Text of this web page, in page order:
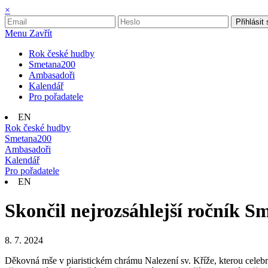
×
Přihlásit
Menu Zavřít
Rok české hudby
Smetana200
Ambasadoři
Kalendář
Pro pořadatele
EN
Rok české hudby
Smetana200
Ambasadoři
Kalendář
Pro pořadatele
EN
Skončil nejrozsáhlejší ročník
8. 7. 2024
Děkovná mše v piaristickém chrámu Nalezení sv. Kříže, kterou